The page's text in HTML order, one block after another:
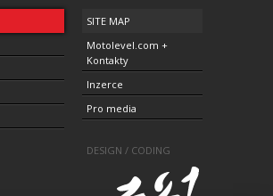
SITE MAP
Motolevel.com +
Kontakty
Inzerce
Pro media
DESIGN / CODING